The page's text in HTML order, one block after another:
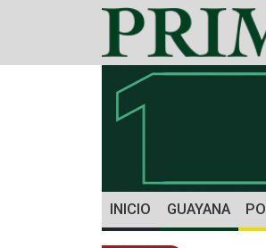
INICIO GUAYANA